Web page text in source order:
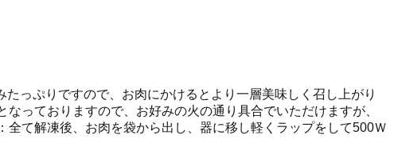
っぷりですので、お肉にかけるとより一層美味しく召し上がり
っておりますので、お好みの火の通り具合でいただけますが、
て解凍後、お肉を袋から出し、器に移し軽くラップをして500Ｗ